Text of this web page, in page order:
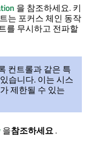
을 참조하세요. 키
는 포커스 체인 동작
를 무시하고 전파할
컨트롤과 같은 특
습니다. 이는 시스
제한될 수 있는
을참조하세요.